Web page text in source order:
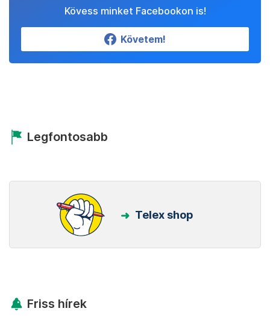
Kövess minket Facebookon is!
Követem!
Legfontosabb
Telex shop
Friss hírek